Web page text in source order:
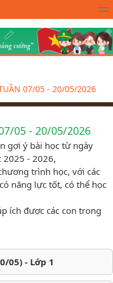
Học toán - Lớp 1
07/05 - 20/05/2026
05 - 20/05/2026
gợi ý bài học từ ngày
- 2026,
trình học, với các
năng lực tốt, có thể học
ích được các con trong
05) - Lớp 1